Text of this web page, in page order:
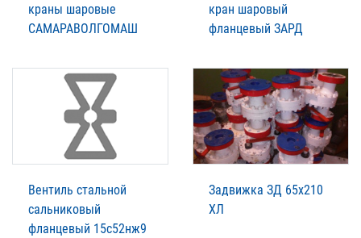
краны шаровые
САМАРАВОЛГОМАШ
кран шаровый
фланцевый ЗАРД
Вентиль стальной
сальниковый
фланцевый 15с52нж9
Задвижка ЗД 65х210
ХЛ